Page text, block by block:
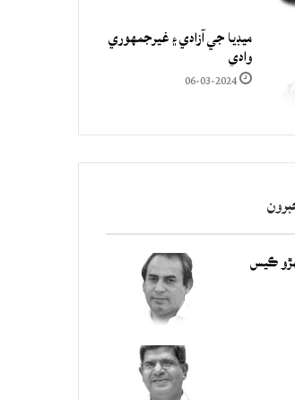
ميڊيا جي آزادي ۽ غيرجمھوري
وادي
06-03-2024
ڪيس